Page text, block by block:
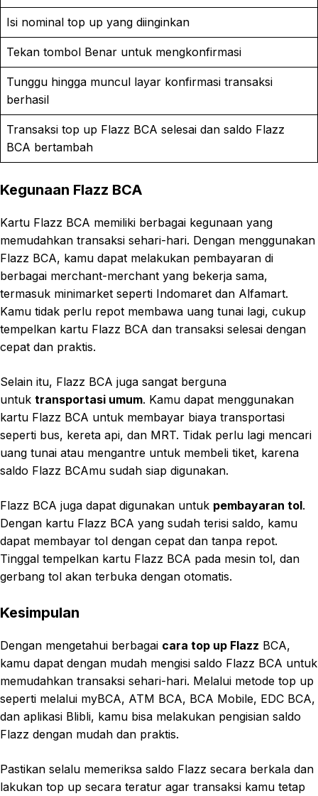
Isi nominal top up yang diinginkan
Tekan tombol Benar untuk mengkonfirmasi
Tunggu hingga muncul layar konfirmasi transaksi
berhasil
Transaksi top up Flazz BCA selesai dan saldo Flazz
BCA bertambah
Kegunaan Flazz BCA
Kartu Flazz BCA memiliki berbagai kegunaan yang
memudahkan transaksi sehari-hari. Dengan menggunakan
Flazz BCA, kamu dapat melakukan pembayaran di
berbagai merchant-merchant yang bekerja sama,
termasuk minimarket seperti Indomaret dan Alfamart.
Kamu tidak perlu repot membawa uang tunai lagi, cukup
tempelkan kartu Flazz BCA dan transaksi selesai dengan
cepat dan praktis.
Selain itu, Flazz BCA juga sangat berguna
untuk transportasi umum. Kamu dapat menggunakan
kartu Flazz BCA untuk membayar biaya transportasi
seperti bus, kereta api, dan MRT. Tidak perlu lagi mencari
uang tunai atau mengantre untuk membeli tiket, karena
saldo Flazz BCAmu sudah siap digunakan.
Flazz BCA juga dapat digunakan untuk pembayaran tol.
Dengan kartu Flazz BCA yang sudah terisi saldo, kamu
dapat membayar tol dengan cepat dan tanpa repot.
Tinggal tempelkan kartu Flazz BCA pada mesin tol, dan
gerbang tol akan terbuka dengan otomatis.
Kesimpulan
Dengan mengetahui berbagai cara top up Flazz BCA,
kamu dapat dengan mudah mengisi saldo Flazz BCA untuk
memudahkan transaksi sehari-hari. Melalui metode top up
seperti melalui myBCA, ATM BCA, BCA Mobile, EDC BCA,
dan aplikasi Blibli, kamu bisa melakukan pengisian saldo
Flazz dengan mudah dan praktis.
Pastikan selalu memeriksa saldo Flazz secara berkala dan
lakukan top up secara teratur agar transaksi kamu tetap